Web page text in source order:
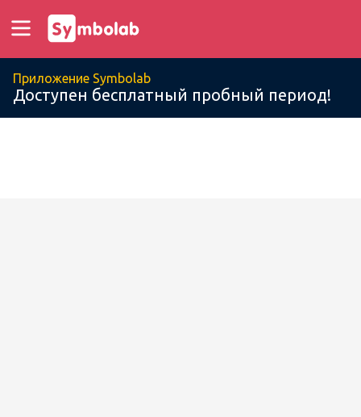
Приложение Symbolab
Доступен бесплатный пробный период!